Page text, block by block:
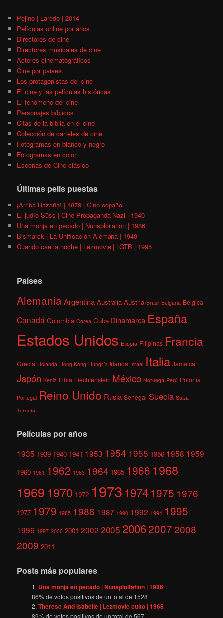
Pejino | Laredo | 2014
Películas online por años
Directores de cine
Directores musicales de cine
Actores cinematográficos
Cine por paises
Los protagonistas del cine
El cine y las películas históricas
El fenómeno del cine
Personajes bíblicos
Citas de la biblia en el cine
Colección de carteles de cine
Fotogramas en blanco y negro
Fotogramas en color
Escenas de Cine clásico
Últimas pelis puestas
¡Arriba Hazaña! | 1978 | Cine español
El judío Süss | Cine Propaganda Nazi | 1940
Una monja en pecado | Nunsploitation | 1986
Bismarck | La Unificación Alemana | 1940
Cuando cae la noche | Lezmovie | LGTB | 1995
Países
AlemaniaArgentina Australia Austria Brasil Bulgaria Bélgica
Canadá Colombia Corea Cuba Dinamarca España
Estados Unidos Etiopía Filipinas Francia
Grecia Holanda Hong Kong Hungría Irlanda Israel Italia Jamaica
Japón Kenia Libia Liechtenstein México Noruega Perú Polonia
Portugal Reino Unido Rusia Senegal Suecia Suiza
Turquía
Películas por años
1935 1939 1940 1941 1953 1954 1955 1956 1958 1959
1960 1961 1962 1963 1964 1965 1966 1968
1969 1970 1972 1973 1974 1975 1976
1977 1979 1985 1986 1987 1990 1992 1994 1995
1996 1997 2000 2001 2002 2005 200620072008
2009 2011
Posts más populares
Una monja en pecado | Nunsploitation | 1986
86% de votos positivos de un total de 1528
Therese And Isabelle | Lezmovie culto | 1968
89% de votos positivos de un total de567